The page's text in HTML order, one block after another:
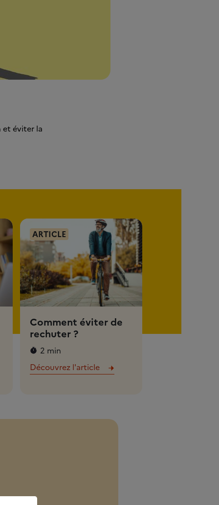
et éviter la
ARTICLE
Comment éviter de
rechuter ?
2 min
Découvrez l'article